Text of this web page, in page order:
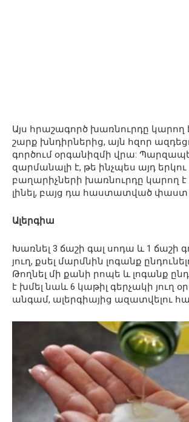
Այս հրաշագործ խառնուրդը կարող
շարք խնդիրներից, այն հզոր
գործում օրգանիզմի վրա:
զարմանալի է, թե ինչպես այդ
բաղարիչների խառնուրդը կարող է
լինել, բայց դա հաստատված փաստ
Ալերգիա
Խառնել 3 ճաշի գալ սոդա և 1 ճաշի
յուղ, քսել մարմնին լոգանք
Թողնել մի քանի րոպե և լոգանք
է խմել նաև 6 կաթիլ գերչակի յուղ
անգամ, ալերգիայից ազատվելու